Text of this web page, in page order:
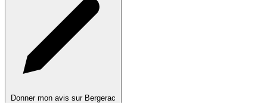
Donner mon avis sur Bergerac